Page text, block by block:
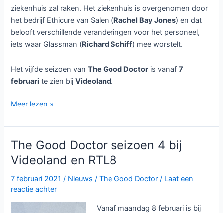
ziekenhuis zal raken. Het ziekenhuis is overgenomen door
het bedrijf Ethicure van Salen (Rachel Bay Jones) en dat
belooft verschillende veranderingen voor het personeel,
iets waar Glassman (Richard Schiff) mee worstelt.
Het vijfde seizoen vanThe Good Doctor is vanaf7
februari te zien bijVideoland.
The
Doctor
seizoen
5
bij
Videoland
Meer lezen »
The Good Doctor seizoen 4 bij
Videoland en RTL8
7 februari 2021/ Nieuws /The Good Doctor / Laat een
reactie achter
Vanaf maandag 8 februari is bij